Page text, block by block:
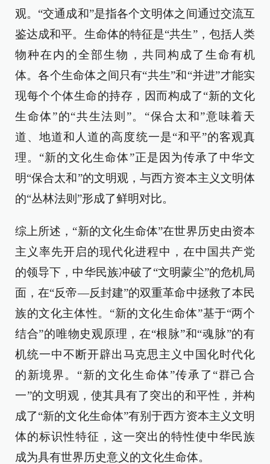
观。“交通成和”是指各个文明体之间通过交流互
鉴达成和平。生命体的特征是“共生”，包括人类
物种在内的全部生物，共同构成了生命有机
体。各个生命体之间只有“共生”和“并进”才能实
现每个个体生命的持存，因而构成了“新的文化
生命体”的“共生法则”。“保合太和”意味着天
道、地道和人道的高度统一是“和平”的客观真
理。“新的文化生命体”正是因为传承了中华文
明“保合太和”的文明观，与西方资本主义文明体
的“丛林法则”形成了鲜明对比。
综上所述，“新的文化生命体”在世界历史由资本
主义率先开启的现代化进程中，在中国共产党
的领导下，中华民族冲破了“文明蒙尘”的危机局
面，在“反帝—反封建”的双重革命中拯救了本民
族的文化主体性。“新的文化生命体”基于“两个
结合”的唯物史观原理，在“根脉”和“魂脉”的有
机统一中不断开辟出马克思主义中国化时代化
的新境界。“新的文化生命体”传承了“群己合
一”的文明观，使其具有了突出的和平性，并构
成了“新的文化生命体”有别于西方资本主义文明
体的标识性特征，这一突出的特性使中华民族
成为具有世界历史意义的文化生命体。